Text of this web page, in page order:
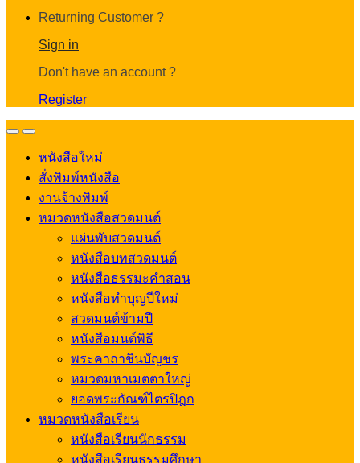
Returning Customer ?
Sign in
Don't have an account ?
Register
OpenClose
หนังสือใหม่
สั่งพิมพ์หนังสือ
งานจ้างพิมพ์
หมวดหนังสือสวดมนต์
แผ่นพับสวดมนต์
หนังสือบทสวดมนต์
หนังสือธรรมะคำสอน
หนังสือทำบุญปีใหม่
สวดมนต์ข้ามปี
หนังสือมนต์พิธี
พระคาถาชินบัญชร
หมวดมหาเมตตาใหญ่
ยอดพระกัณฑ์ไตรปิฎก
หมวดหนังสือเรียน
หนังสือเรียนนักธรรม
หนังสือเรียนธรรมศึกษา